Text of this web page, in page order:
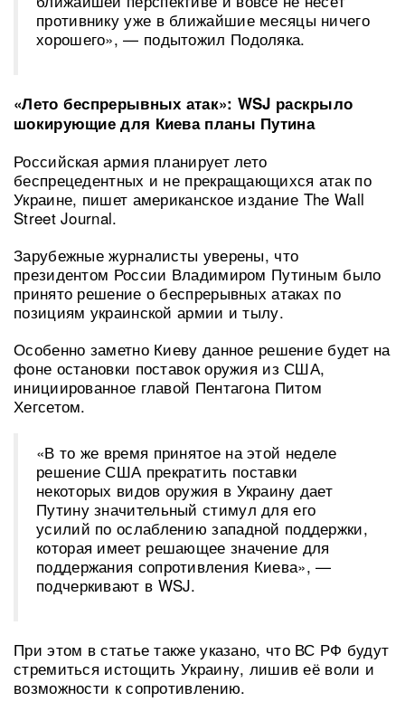
противнику уже в ближайшие месяцы ничего
хорошего», — подытожил Подоляка.
«Лето беспрерывных атак»: WSJ раскрыло
шокирующие для Киева планы Путина
Российская армия планирует лето
беспрецедентных и не прекращающихся атак по
Украине, пишет американское издание The Wall
Street Journal.
Зарубежные журналисты уверены, что
президентом России Владимиром Путиным было
принято решение о беспрерывных атаках по
позициям украинской армии и тылу.
Особенно заметно Киеву данное решение будет на
фоне остановки поставок оружия из США,
инициированное главой Пентагона Питом
Хегсетом.
«В то же время принятое на этой неделе
решение США прекратить поставки
некоторых видов оружия в Украину дает
Путину значительный стимул для его
усилий по ослаблению западной поддержки,
которая имеет решающее значение для
поддержания сопротивления Киева», —
подчеркивают в WSJ.
При этом в статье также указано, что ВС РФ будут
стремиться истощить Украину, лишив её воли и
возможности к сопротивлению.